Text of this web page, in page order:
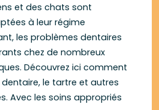
et des chats sont
à leur régime
les problèmes dentaires
chez de nombreux
Découvrez ici comment
le tartre et autres
Avec les soins appropriés